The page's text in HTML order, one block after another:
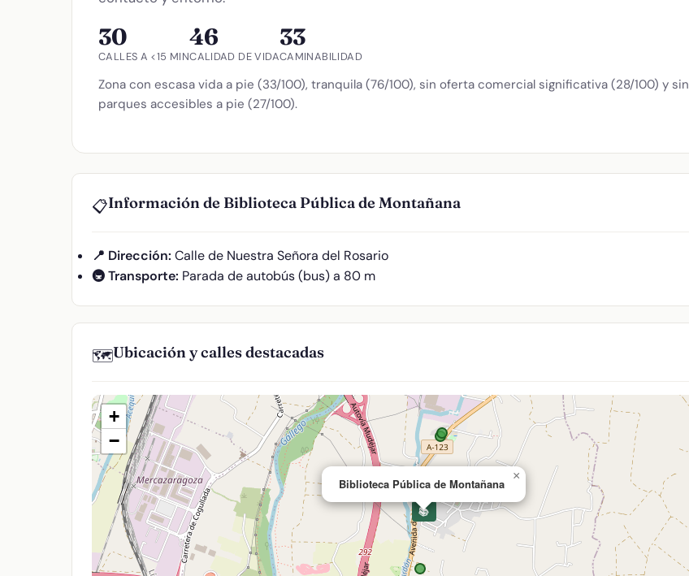
30
CALLES A <15 MIN
46
CALIDAD DE VIDA
33
CAMINABILIDAD
Zona con escasa vida a pie (33/100), tranquila (76/100), sin oferta comercial significativa (28/100) y sin
parques accesibles a pie (27/100).
📋Información de Biblioteca Pública de Montañana
📍 Dirección: Calle de Nuestra Señora del Rosario
🚇 Transporte: Parada de autobús (bus) a 80 m
🗺️Ubicación y calles destacadas
📚
Biblioteca Pública de Montañana
×
+
−